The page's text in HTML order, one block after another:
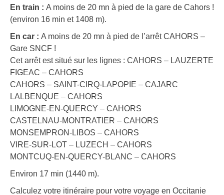
En train : A moins de 20 mn à pied de la gare de Cahors !
(environ 16 min et 1408 m).
En car : A moins de 20 mn à pied de l’arrêt CAHORS –
Gare SNCF !
Cet arrêt est situé sur les lignes : CAHORS – LAUZERTE
FIGEAC – CAHORS
CAHORS – SAINT-CIRQ-LAPOPIE – CAJARC
LALBENQUE – CAHORS
LIMOGNE-EN-QUERCY – CAHORS
CASTELNAU-MONTRATIER – CAHORS
MONSEMPRON-LIBOS – CAHORS
VIRE-SUR-LOT – LUZECH – CAHORS
MONTCUQ-EN-QUERCY-BLANC – CAHORS
Environ 17 min (1440 m).
Calculez votre itinéraire pour votre voyage en Occitanie